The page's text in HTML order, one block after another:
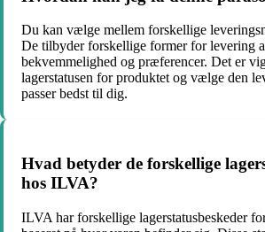
Du kan vælge mellem forskellige
De tilbyder forskellige former for levering
bekvemmelighed og præferencer. Det er
lagerstatusen for produktet og vælge den
passer bedst til dig.
Hvad betyder de forskellige
hos ILVA?
ILVA har forskellige lagerstatusbeskeder